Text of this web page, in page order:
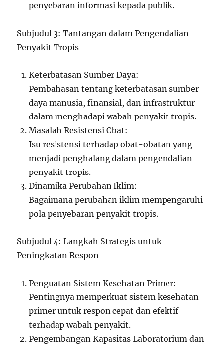
penyebaran informasi kepada publik.
Subjudul 3: Tantangan dalam Pengendalian
Penyakit Tropis
Keterbatasan Sumber Daya:
Pembahasan tentang keterbatasan sumber
daya manusia, finansial, dan infrastruktur
dalam menghadapi wabah penyakit tropis.
Masalah Resistensi Obat:
Isu resistensi terhadap obat-obatan yang
menjadi penghalang dalam pengendalian
penyakit tropis.
Dinamika Perubahan Iklim:
Bagaimana perubahan iklim mempengaruhi
pola penyebaran penyakit tropis.
Subjudul 4: Langkah Strategis untuk
Peningkatan Respon
Penguatan Sistem Kesehatan Primer:
Pentingnya memperkuat sistem kesehatan
primer untuk respon cepat dan efektif
terhadap wabah penyakit.
Pengembangan Kapasitas Laboratorium dan